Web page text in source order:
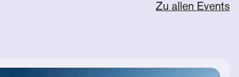
Zu allen Events